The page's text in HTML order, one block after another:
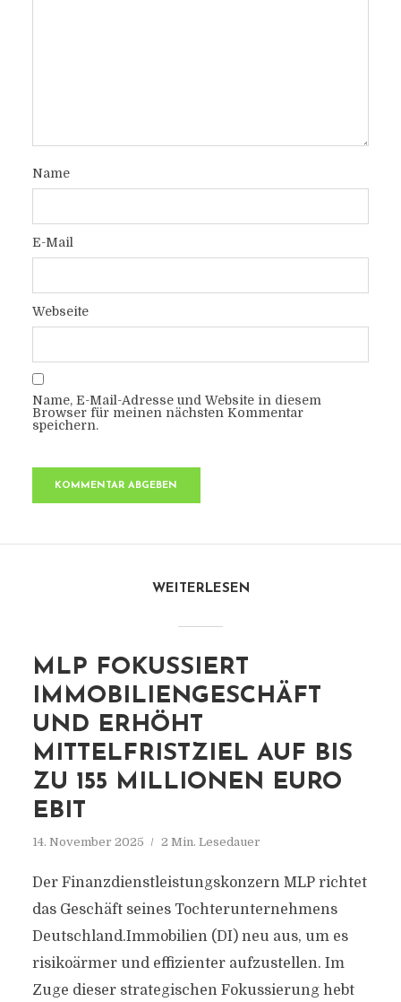
Name
E-Mail
Webseite
Name, E-Mail-Adresse und Website in diesem
Browser für meinen nächsten Kommentar
speichern.
WEITERLESEN
MLP FOKUSSIERT
IMMOBILIENGESCHÄFT
UND ERHÖHT
MITTELFRISTZIEL AUF BIS
ZU 155 MILLIONEN EURO
EBIT
14. November 2025 2 Min. Lesedauer
Der Finanzdienstleistungskonzern MLP richtet
das Geschäft seines Tochterunternehmens
Deutschland.Immobilien (DI) neu aus, um es
risikoärmer und effizienter aufzustellen. Im
Zuge dieser strategischen Fokussierung hebt